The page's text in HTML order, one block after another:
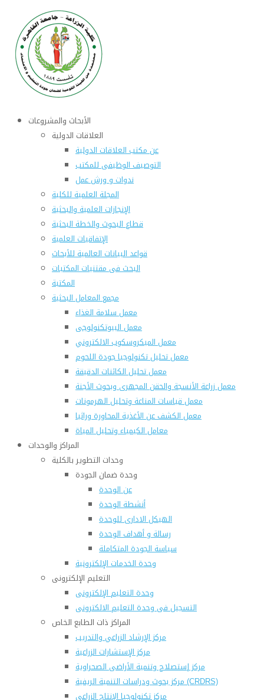
الأبحاث والمشروعات
العلاقات الدولية
عن مكتب العلاقات الدولية
التوصيف الوظيفى للمكتب
ندوات و ورش عمل
المجلة العلمية للكلية
الإنجازات العلمية والبحثية
قطاع البحوث والخطة البحثية
الإتفاقيات العلمية
قواعد البيانات العالمية للأبحاث
البحث فى مقتنيات المكتبات
المكتبة
مجمع المعامل البحثية
معمل سلامة الغذاء
معمل البيوتكنولوجى
معمل الميكروسكوب الالكتروني
معمل تحليل تكنولوجيا جودة اللحوم
معمل تحليل الكائنات الدقيقة
معمل زراعة الأنسجة والحقن المجهرى وبحوث الأجنة
معمل قياسات المناعة وتحليل الهرمونات
معمل الكشف عن الأغذية المحاورة وراثيا
معامل الكيمياء وتحليل المياة
المراكز والوحدات
وحدات التطوير بالكلية
وحدة ضمان الجودة
عن الوحدة
أنشطة الوحدة
الهيكل الادارى للوحدة
رسالة و أهداف الوحدة
سياسة الجودة المتكاملة
وحدة الخدمات الإلكترونية
التعليم الإلكترونى
وحدة التعليم الإلكترونى
التسجيل فى وحدة التعليم الالكترونى
المراكز ذات الطابع الخاص
مركز الإرشاد الزراعي والتدريب
مركز الإستشارات الزراعية
مركز إستصلاح وتنمية الأراضى الصحراوية
مركز بحوث ودراسات التنمية الريفية (CRDRS)
مركز تكنولوجيا الإنتاج الزراعي